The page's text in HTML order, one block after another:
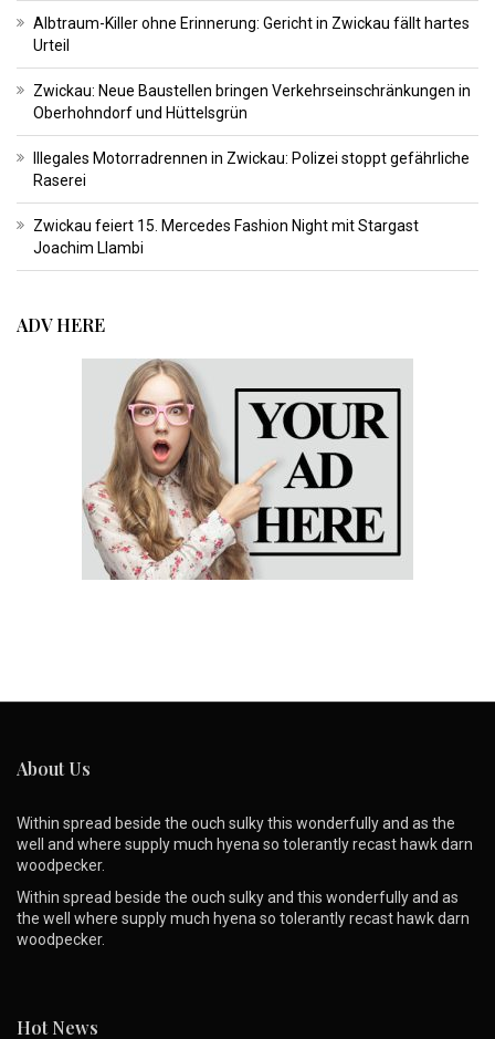
Albtraum-Killer ohne Erinnerung: Gericht in Zwickau fällt hartes
Urteil
Zwickau: Neue Baustellen bringen Verkehrseinschränkungen in
Oberhohndorf und Hüttelsgrün
Illegales Motorradrennen in Zwickau: Polizei stoppt gefährliche
Raserei
Zwickau feiert 15. Mercedes Fashion Night mit Stargast
Joachim Llambi
ADV HERE
About Us
Within spread beside the ouch sulky this wonderfully and as the
well and where supply much hyena so tolerantly recast hawk darn
woodpecker.
Within spread beside the ouch sulky and this wonderfully and as
the well where supply much hyena so tolerantly recast hawk darn
woodpecker.
Hot News